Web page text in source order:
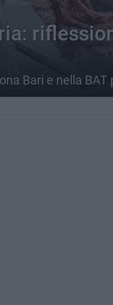
Bari e nella